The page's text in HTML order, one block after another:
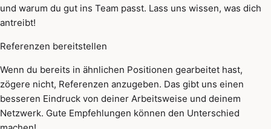
und warum du gut ins Team passt. Lass uns wissen, was dich
antreibt!
Referenzen bereitstellen
Wenn du bereits in ähnlichen Positionen gearbeitet hast,
zögere nicht, Referenzen anzugeben. Das gibt uns einen
besseren Eindruck von deiner Arbeitsweise und deinem
Netzwerk. Gute Empfehlungen können den Unterschied